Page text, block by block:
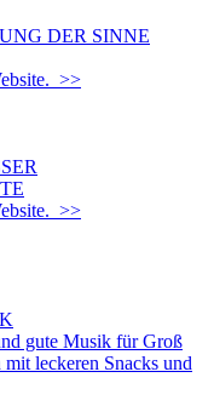
DER SINNE
>>
>>
gute Musik für Groß
leckeren Snacks und